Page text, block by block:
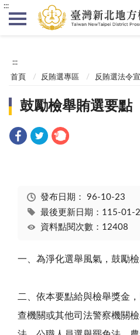
:::
:::
首頁 反賄選專區 反賄選法令
鼓勵檢舉賄選要點
發布日期： 96-10-23
最後更新日期：115-01-
資料點閱次數：12408
一、為淨化選舉風氣，鼓勵
二、依本要點給與檢舉獎金
查機關或其他司法警察機關